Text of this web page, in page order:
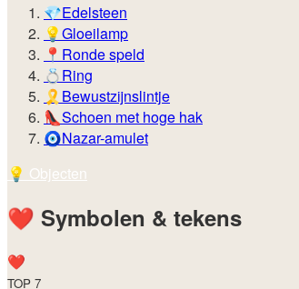
💎Edelsteen
💡Gloeilamp
📍 Ronde speld
💍Ring
🎗️ Bewustzijnslintje
👠Schoen met hoge hak
🧿Nazar-amulet
💡️ Objecten
❤️ Symbolen & tekens
❤️
TOP 7